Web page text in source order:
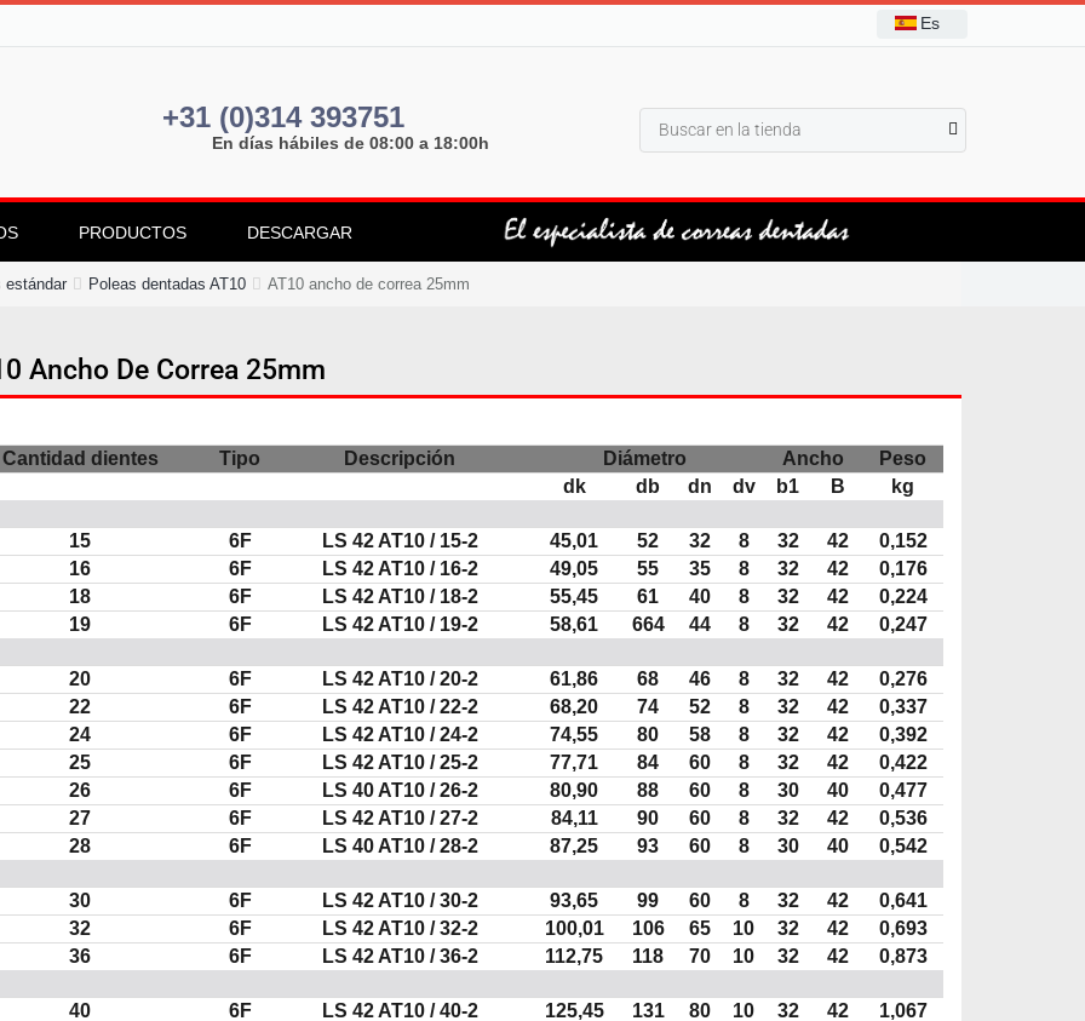
Es
+31 (0)314 393751
En días hábiles de 08:00 a 18:00h
PRODUCTOS DESCARGAR
estándar Poleas dentadas AT10 AT10 ancho de correa 25mm
Ancho De Correa 25mm
Cantidad dientes Tipo Descripción Diámetro Ancho
Peso
dk
db dn dv b1 B kg
15 6F LS 42 AT10 / 15-2 45,01 52 32 8 32 42
0,152
16
6F LS 42 AT10 / 16-2 49,05 55 35 8 32 42
0,176
18
6F LS 42 AT10 / 18-2 55,45 61 40 8 32 42
0,224
19
6F LS 42 AT10 / 19-2 58,61 664 44 8 32 42 0,247
20 6F LS 42 AT10 / 20-2 61,86 68 46 8 32 42
0,276
22
6F LS 42 AT10 / 22-2 68,20 74 52 8 32 42
0,337
24
6F LS 42 AT10 / 24-2 74,55 80 58 8 32 42
0,392
25
6F LS 42 AT10 / 25-2 77,71 84 60 8 32 42
0,422
26
6F LS 40 AT10 / 26-2 80,90 88 60 8 30 40
0,477
27
6F LS 42 AT10 / 27-2 84,11 90 60 8 32 42
0,536
28
6F LS 40 AT10 / 28-2 87,25 93 60 8 30 40 0,542
30 6F LS 42 AT10 / 30-2 93,65 99 60 8 32 42
0,641
32
6F LS 42 AT10 / 32-2 100,01 106 65 10 32 42
0,693
36
6F LS 42 AT10 / 36-2 112,75 118 70 10 32 42 0,873
40 6F LS 42 AT10 / 40-2 125,45 131 80 10 32 42
1,067